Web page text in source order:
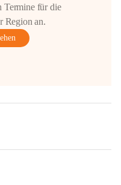
Termine für die
Region an.